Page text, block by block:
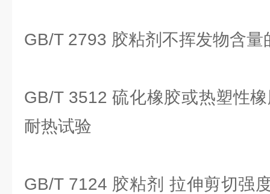
GB/T 2793 胶粘剂不挥发物含量
GB/T 3512 硫化橡胶或热塑性
耐热试验
GB/T 7124 胶粘剂 拉伸剪切强